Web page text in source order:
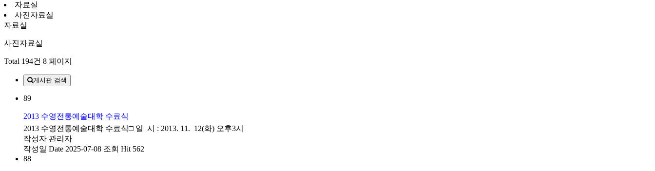
자료실
사진자료실
자료실
사진자료실
Total 194건 8 페이지
게시판 검색
89
2013 수영전통예술대학 수료식
2013 수영전통예술대학 수료식□ 일 시 : 2013. 11. 12(화) 오후3시
작성자 관리자
작성일 Date 2025-07-08 조회 Hit 562
88